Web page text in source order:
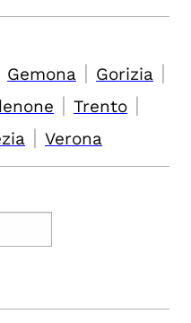
Gemona | Gorizia |
| Trento |
| Verona